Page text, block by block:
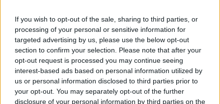
If you wish to opt-out of the sale, sharing to third parties, or
processing of your personal or sensitive information for
targeted advertising by us, please use the below opt-out
section to confirm your selection. Please note that after your
opt-out request is processed you may continue seeing
interest-based ads based on personal information utilized by
us or personal information disclosed to third parties prior to
your opt-out. You may separately opt-out of the further
disclosure of your personal information by third parties on the
Ez 36,76% különbség.